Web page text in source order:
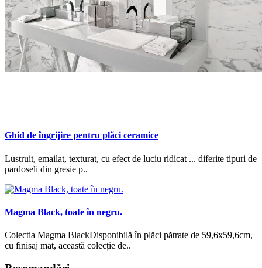
Ghid de îngrijire pentru plăci ceramice
Lustruit, emailat, texturat, cu efect de luciu ridicat ... diferite tipuri de
pardoseli din gresie p..
Magma Black, toate în negru.
Colectia Magma BlackDisponibilă în plăci pătrate de 59,6x59,6cm,
cu finisaj mat, această colecție de..